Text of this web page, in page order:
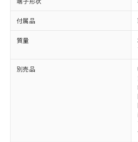
付属品
質量
別売品
在庫状況および標準価
事前の承諾なく第三者
示しないようお願いし
マイパーツ機能（部品
ビス）をご利用いただ
メンバーズにご登録さ
お客様が当ウェブサイ
登録された部品リスト
および当社の共同利用
品・サービスに関する
引・商談に必要な範囲
部品在庫の切り替え状況な
月が前後することがあります
※3 非含有証明書ダウン
下記の非含有証明書をダウ
※2 環境保護使用期限
「ｅ」：有害物質（10物質
準値以下であることを示しま
「10」：通常の使用状況下
質が外部に漏えいし、環境
及ぼさない年数を意味します
「－」：未確認です。当社
当社は、貴社製品を第
場合は、上記1、2およ
該第三者に通知します
販売先および販売に係
法に輸出するおそれが
り引きをいたしません
たはお客様担当の
機器販売店・当社
受注生産機種、ま